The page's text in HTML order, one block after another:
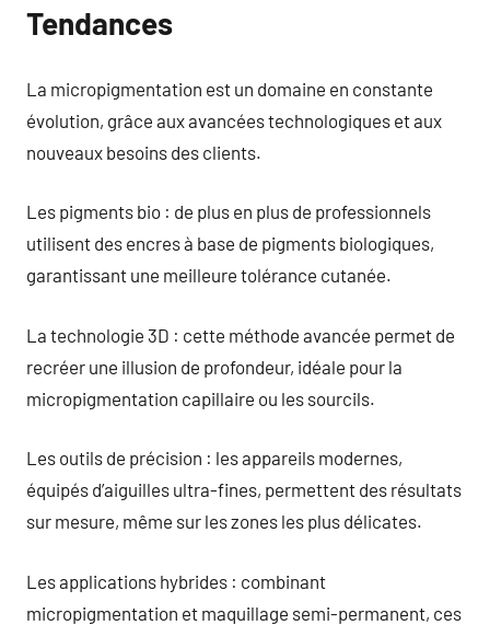
Tendances
La micropigmentation est un domaine en constante
évolution, grâce aux avancées technologiques et aux
nouveaux besoins des clients.
Les pigments bio : de plus en plus de professionnels
utilisent des encres à base de pigments biologiques,
garantissant une meilleure tolérance cutanée.
La technologie 3D : cette méthode avancée permet de
recréer une illusion de profondeur, idéale pour la
micropigmentation capillaire ou les sourcils.
Les outils de précision : les appareils modernes,
équipés d’aiguilles ultra-fines, permettent des résultats
sur mesure, même sur les zones les plus délicates.
Les applications hybrides : combinant
micropigmentation et maquillage semi-permanent, ces